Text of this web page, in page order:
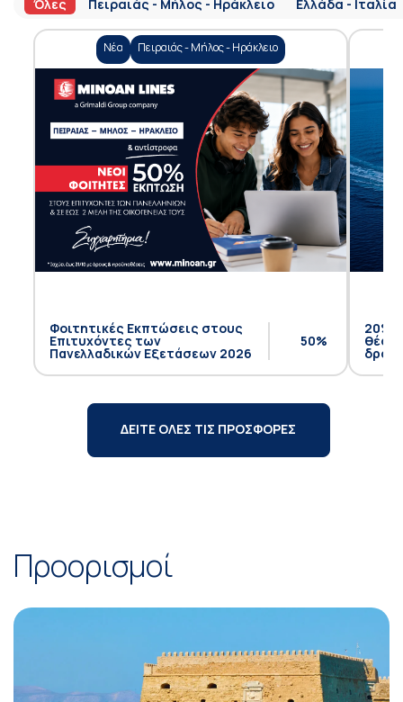
Όλες Πειραιάς - Μήλος - Ηράκλειο Ελλάδα - Ιταλία
Νέα Πειραιάς - Μήλος - Ηράκλειο
Φοιτητικές Εκπτώσεις στους
Επιτυχόντες των
Πανελλαδικών Εξετάσεων 2026
50%
20%
θέση
ΔΕΙΤΕ ΟΛΕΣ ΤΙΣ ΠΡΟΣΦΟΡΕΣ
Προορισμοί